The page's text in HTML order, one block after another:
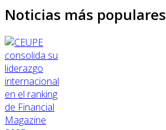
Noticias más populares